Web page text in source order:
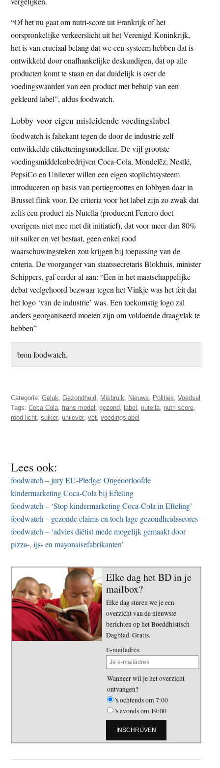
“Of het nu gaat om nutri-score uit Frankrijk of het
oorspronkelijke verkeerslicht uit het Verenigd Koninkrijk,
het is van cruciaal belang dat we een systeem hebben dat is
ontwikkeld door onafhankelijke deskundigen, dat op alle
producten komt te staan en dat duidelijk is over de
voedingswaarden van een product met behulp van een
gekleurd label”, aldus foodwatch.
Lobby voor eigen misleidende voedingslabel
foodwatch is faliekant tegen de door de industrie zelf
ontwikkelde etiketteringsmodellen. De vijf grootste
voedingsmiddelenbedrijven Coca-Cola, Mondelēz, Nestlé,
PepsiCo en Unilever willen een eigen stoplichtsysteem
introduceren op basis van portiegroottes en lobbyen daar in
Brussel flink voor. De criteria voor het label zijn zo zwak dat
zelfs een product als Nutella (producent Ferrero doet
overigens niet mee met dit initiatief), dat voor meer dan 80%
uit suiker en vet bestaat, geen enkel rood
waarschuwingsteken zou krijgen bij toepassing van de
criteria. De voorganger van staatssecretaris Blokhuis, minister
Schippers, gaf eerder al aan: “Een in het maatschappelijke
debat veelgehoord bezwaar tegen het Vinkje was het feit dat
het logo ‘van de industrie’ was. Een toekomstig logo zal
anders georganiseerd moeten zijn om voldoende draagvlak te
hebben”
bron foodwatch.
Categorie:Geluk,Gezondheid, Misbruik, Nieuws, Politiek,Voedsel
Tags:Coca Cola,frans model ,gezond, label , nutella, nutri score,
rood licht,suiker,unilever,vet,voedingslabel
Lees ook:
foodwatch – jury EU-Pledge: Ongeoorloofde
kindermarketing Coca-Cola bij Efteling
foodwatch – ‘Stop kindermarketing Coca-Cola in Efteling’
foodwatch – gezonde claims en toch lage gezondheidsscores
foodwatch – ‘advies diëtist mede mogelijk gemaakt door
pizza-, ijs- en mayonaisefabrikanten’
Elke dag het BD in je
mailbox?
Elke dag sturen we je een
overzicht van de nieuwste
berichten op het Boeddhistisch
Dagblad. Gratis.
E-mailadres:
Wanneer wil je het overzicht
ontvangen?
's ochtends om 7:00
's avonds om 19:00